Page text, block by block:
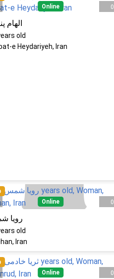
Online 0
الهام
old
e Heydariyeh, Iran
Online 0
رویا
old
Iran
Online 0